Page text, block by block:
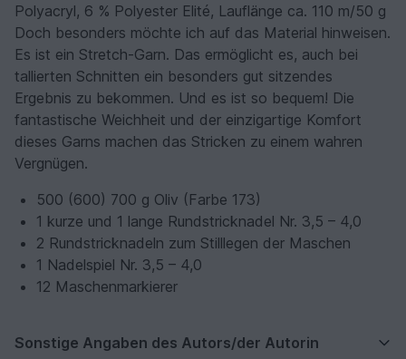
Polyacryl, 6 % Polyester Elité, Lauflänge ca. 110 m/50 g
Doch besonders möchte ich auf das Material hinweisen.
Es ist ein Stretch-Garn. Das ermöglicht es, auch bei
tallierten Schnitten ein besonders gut sitzendes
Ergebnis zu bekommen. Und es ist so bequem! Die
fantastische Weichheit und der einzigartige Komfort
dieses Garns machen das Stricken zu einem wahren
Vergnügen.
500 (600) 700 g Oliv (Farbe 173)
1 kurze und 1 lange Rundstricknadel Nr. 3,5 – 4,0
2 Rundstricknadeln zum Stilllegen der Maschen
1 Nadelspiel Nr. 3,5 – 4,0
12 Maschenmarkierer
Sonstige Angaben des Autors/der Autorin